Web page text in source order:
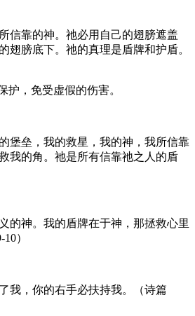
信靠的神。祂必用自己的翅膀遮盖
翅膀底下。祂的真理是盾牌和护盾。
护，免受虚假的伤害。
堡垒，我的救星，我的神，我所信靠
我的角。祂是所有信靠祂之人的盾
的神。我的盾牌在于神，那拯救心里
）
我，你的右手必扶持我。（诗篇